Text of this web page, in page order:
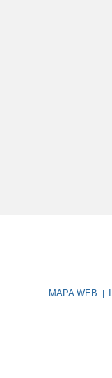
MAPA WEB